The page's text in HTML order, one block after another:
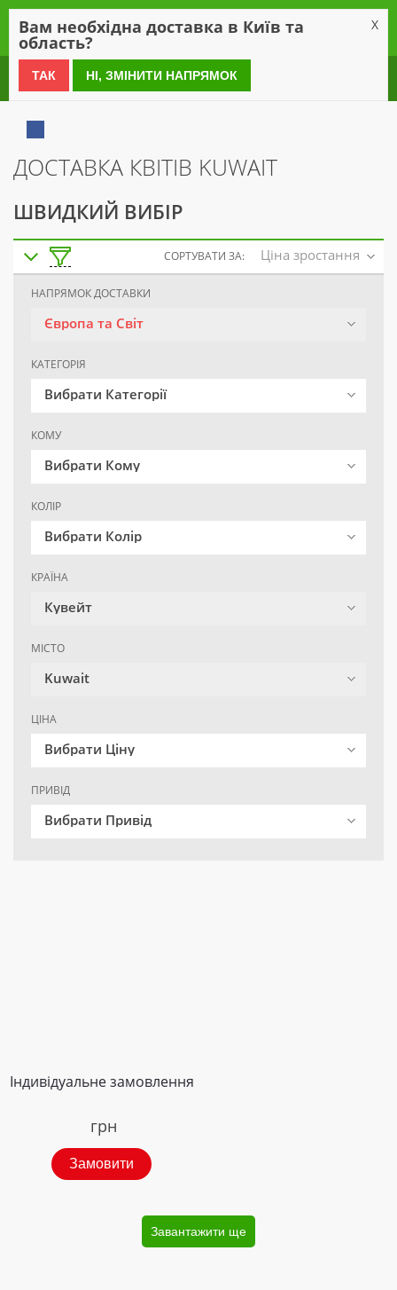
0 800 21 54 55
ДОСТАВКА КВІТІВ KUWAIT
ШВИДКИЙ ВИБІР
СОРТУВАТИ ЗА: Ціна зростання
НАПРЯМОК ДОСТАВКИ
Європа та Світ
КАТЕГОРІЯ
Вибрати Категорії
КОМУ
Вибрати Кому
КОЛІР
Вибрати Колір
КРАЇНА
Кувейт
МІСТО
Kuwait
ЦІНА
Вибрати Ціну
ПРИВІД
Вибрати Привід
Індивідуальне замовлення
грн
Замовити
Завантажити ще
Вам необхідна доставка в Київ та
область?
X
ТАК НІ, ЗМІНИТИ НАПРЯМОК